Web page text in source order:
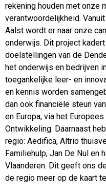
rekening houden met onze
verantwoordelijkheid.
Aalst wordt er naar onze
onderwijs. Dit project
doelstellingen van de
het onderwijs en bedrijven
toegankelijke leer- en
en kennis worden
dan ook financiële steun
en Europa, via het
Ontwikkeling. Daarnaast
regio: Aedifica, Altrio
Familiehulp, Jan De Nul en
Vlaanderen. Dit geeft ons
de regio meer op de kaart